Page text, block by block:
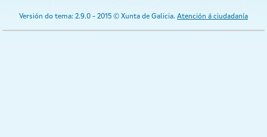
Versión do tema: 2.9.0 - 2015 © Xunta de Galicia. Atención á ciudadanía